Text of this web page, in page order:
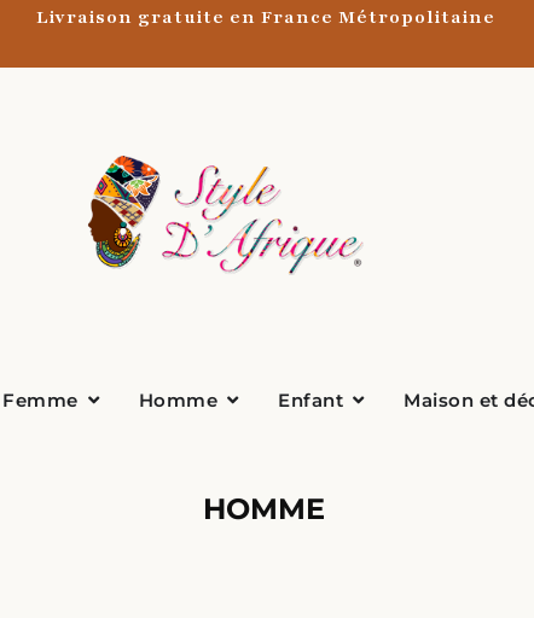
Livraison gratuite en France Métropolitaine
Femme Ouvrir Femme
Homme Ouvrir Homme
Enfant Ouvrir Enfant
Maison et
HOMME